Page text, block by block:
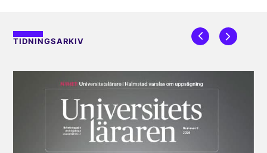
TIDNINGSARKIV